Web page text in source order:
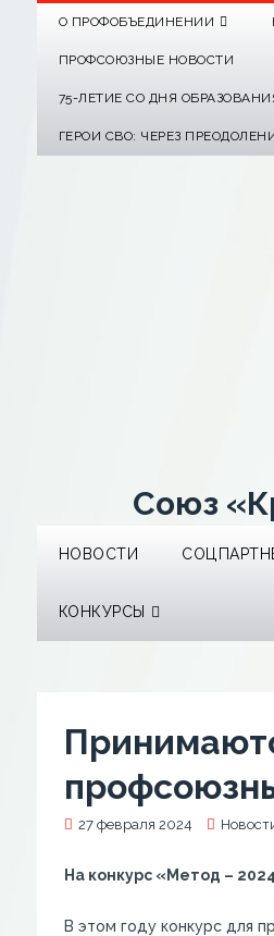
О ПРОФОБЪЕДИНЕНИИ
ПРОФСОЮЗНЫЕ НОВОСТИ
75-ЛЕТИЕ СО ДНЯ
ГЕРОИ СВО: ЧЕРЕЗ
Союз
НОВОСТИ
КОНКУРСЫ
27 февраля 2024
На конкурс «Метод –
В этом году конкурс для